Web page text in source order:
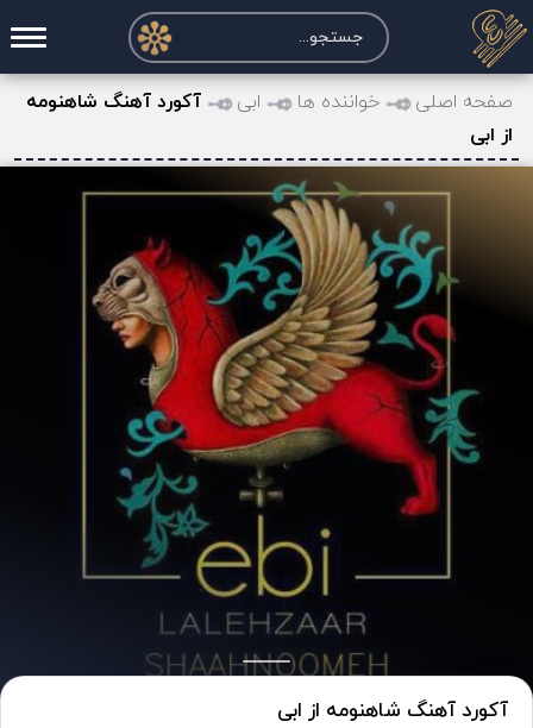
صفحه اصلی
درخواست آکورد
نت و تبلچر
تماس با ما
حساب کاربری
صفحه اصلی خواننده ها ابی
آکورد آهنگ شاهنومه
از ابی
آکورد آهنگ شاهنومه از ابی